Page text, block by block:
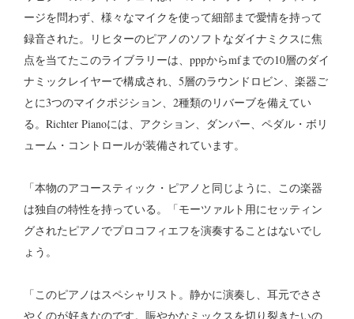
ージを問わず、様々なマイクを使って細部まで愛情を持って
録音された。リヒターのピアノのソフトなダイナミクスに焦
点を当てたこのライブラリーは、pppからmfまでの10層のダイ
ナミックレイヤーで構成され、5層のラウンドロビン、楽器ご
とに3つのマイクポジション、2種類のリバーブを備えてい
る。Richter Pianoには、アクション、ダンパー、ペダル・ボリ
ューム・コントロールが装備されています。
「本物のアコースティック・ピアノと同じように、この楽器
は独自の特性を持っている。「モーツァルト用にセッティン
グされたピアノでプロコフィエフを演奏することはないでし
ょう。
「このピアノはスペシャリスト。静かに演奏し、耳元でささ
やくのが好きなのです。賑やかなミックスを切り裂きたいの